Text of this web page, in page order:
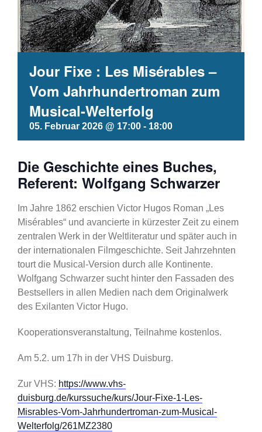
Jour Fixe : Les Misérables –
Vom Jahrhundertroman zum
Musical-Welterfolg
05. Februar 2026 @ 17:00 - 18:00
Die Geschichte eines Buches,
Referent: Wolfgang Schwarzer
Im Jahre 1862 erschien Victor Hugos Roman „Les
Misérables“ und avancierte in kürzester Zeit zu einem
zentralen Werk in der Weltliteratur und später auch in
der internationalen Filmgeschichte. Seit Jahrzehnten
tourt die Musical-Version durch alle Kontinente.
Wolfgang Schwarzer sucht hinter den Fassaden des
Bestsellers in allen Medien nach dem Originalwerk
des Exilanten Victor Hugo.
Kooperationsveranstaltung, Teilnahme kostenlos.
Am 5.2. um 17h in der VHS Duisburg.
Zur VHS: https://www.vhs-
duisburg.de/kurssuche/kurs/Jour-Fixe-1-Les-
Misrables-Vom-Jahrhundertroman-zum-Musical-
Welterfolg/261MZ2380